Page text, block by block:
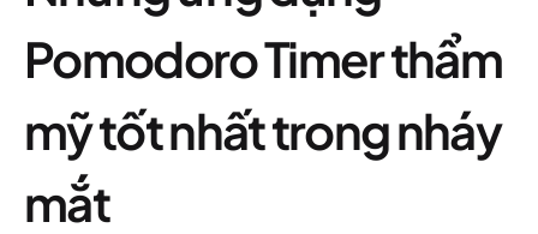
Pomodoro Timer thẩm
mỹ tốt nhất trong nháy
mắt